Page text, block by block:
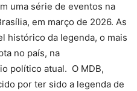
uma série de eventos na
em março de 2026. As
histórico da legenda, o mais
no país, na
político atual. O MDB,
por ter sido a legenda de